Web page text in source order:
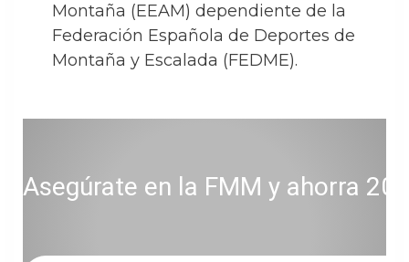
Montaña (EEAM) dependiente de la
Federación Española de Deportes de
Montaña y Escalada (FEDME).
Asegúrate en la FMM y ahorra